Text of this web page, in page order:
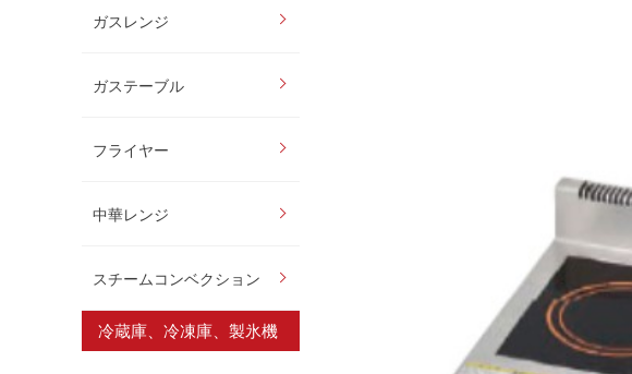
ガスレンジ
ガステーブル
フライヤー
中華レンジ
スチームコンベクション
冷蔵庫、冷凍庫、製氷機